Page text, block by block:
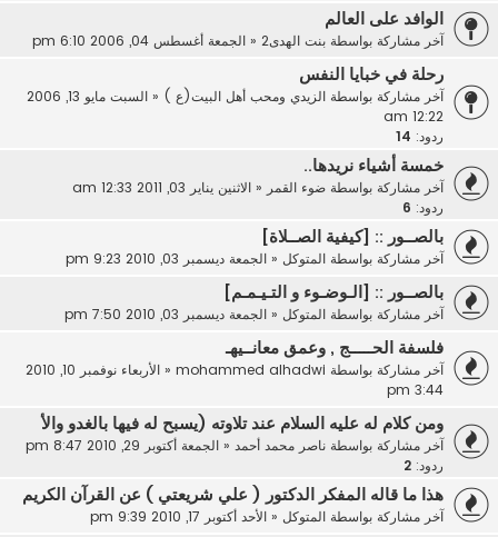
الوافد على العالم
آخر مشاركة بواسطة بنت الهدى2 « الجمعة أغسطس 04, 2006 6:10 pm
رحلة في خبايا النفس
آخر مشاركة بواسطة الزيدي ومحب أهل البيت(ع )«
السبت مايو 13, 2006
12:22 am
ردود: 14
خمسة أشياء نريدها..
آخر مشاركة بواسطة ضوء القمر« الاثنين يناير 03, 2011 12:33 am
ردود: 6
بالصــور :: [كيفية الصــلاة]
آخر مشاركة بواسطة المتوكل « الجمعة ديسمبر 03, 2010 9:23 pm
بالصــور :: [الـوضـوء و التـيـمـم]
آخر مشاركة بواسطة المتوكل « الجمعة ديسمبر 03, 2010 7:50 pm
فلسفة الحـــــج , وعمق معانــيهـ
آخر مشاركة بواسطة mohammed alhadwi
«
الأربعاء نوفمبر 10, 2010
3:44 pm
ومن كلام له عليه السلام عند تلاوته (يسبح له فيها بالغدو والأ
آخر مشاركة بواسطة ناصر محمد أحمد« الجمعة أكتوبر 29, 2010 8:47 pm
ردود: 2
هذا ما قاله المفكر الدكتور ( علي شريعتي ) عن القرآن الكريم
آخر مشاركة بواسطة المتوكل « الأحد أكتوبر 17, 2010 9:39 pm